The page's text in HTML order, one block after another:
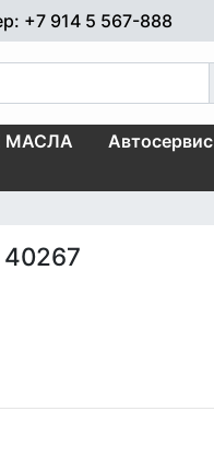
+7 914 5 567-888
МАСЛА Автосервис
40267